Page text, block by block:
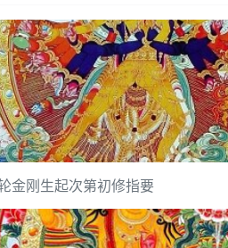
金刚生起次第初修指要